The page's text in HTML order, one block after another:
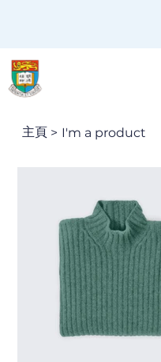
主頁 > I'm a product